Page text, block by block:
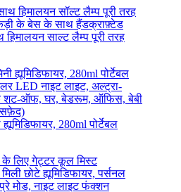
हिमालयन साल्ट लैम्प पूरी तरह
280ml पोर्टेबल